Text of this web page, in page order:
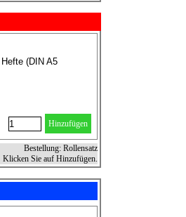
(DIN A5
Hinzufügen
Bestellung: Rollensatz
Klicken Sie auf Hinzufügen.